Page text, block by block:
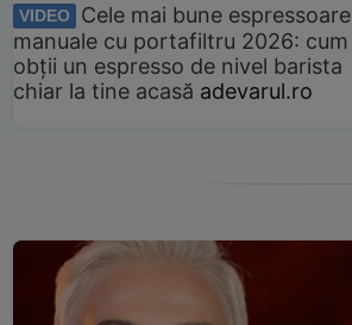
VIDEO
Cele mai bune espressoare
manuale cu portafiltru 2026: cum
obții un espresso de nivel barista
chiar la tine acasă adevarul.ro